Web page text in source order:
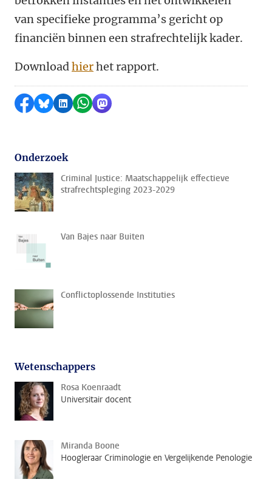
van specifieke programma’s gericht op
financiën binnen een strafrechtelijk kader.
Downloadhierhet rapport.
Delen op Facebook
Delen via Bluesky
Delen op LinkedIn
Delen via WhatsApp
Delen via Mastodon
Onderzoek
Criminal Justice: Maatschappelijk effectieve
strafrechtspleging 2023-2029
Van Bajes naar Buiten
Conflictoplossende Instituties
Wetenschappers
Rosa Koenraadt
Universitair docent
Miranda Boone
Hoogleraar Criminologie en Vergelijkende Penologie